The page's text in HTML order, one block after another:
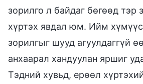
зорилго л байдаг бөгөөд тэр
хүртэх явдал юм. Ийм хүмүүс
зорилгыг шууд агуулдаггүй
анхаарал хандуулан яршиг
Тэдний хувьд, ерөөл